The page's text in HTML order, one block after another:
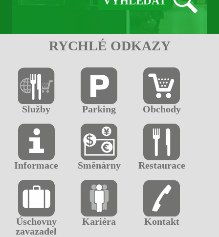
RYCHLÉ ODKAZY
Služby Parking Obchody
Informace Směnárny Restaurace
Úschovny
zavazadel
Kariéra Kontakt